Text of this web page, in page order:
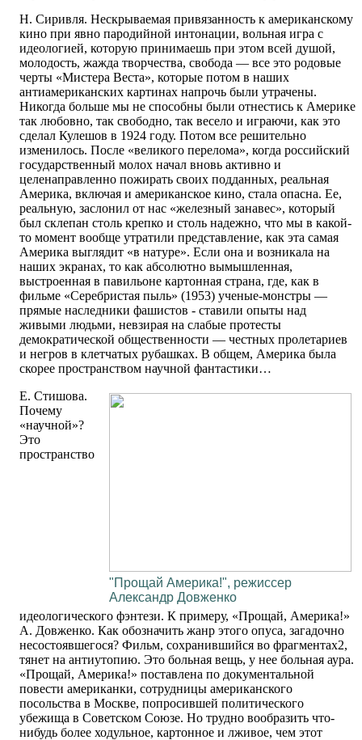
Н. Сиривля. Нескрываемая привязанность к американскому
кино при явно пародийной интонации, вольная игра с
идеологией, которую принимаешь при этом всей душой,
молодость, жажда творчества, свобода — все это родовые
черты «Мистера Веста», которые потом в наших
антиамериканских картинах напрочь были утрачены.
Никогда больше мы не способны были отнестись к Америке
так любовно, так свободно, так весело и играючи, как это
сделал Кулешов в 1924 году. Потом все решительно
изменилось. После «великого перелома», когда российский
государственный молох начал вновь активно и
целенаправленно пожирать своих подданных, реальная
Америка, включая и американское кино, стала опасна. Ее,
реальную, заслонил от нас «железный занавес», который
был склепан столь крепко и столь надежно, что мы в какой-
то момент вообще утратили представление, как эта самая
Америка выглядит «в натуре». Если она и возникала на
наших экранах, то как абсолютно вымышленная,
выстроенная в павильоне картонная страна, где, как в
фильме «Серебристая пыль» (1953) ученые-монстры —
прямые наследники фашистов - ставили опыты над
живыми людьми, невзирая на слабые протесты
демократической общественности — честных пролетариев
и негров в клетчатых рубашках. В общем, Америка была
скорее пространством научной фантастики…
"Прощай Америка!", режиссер
Александр Довженко
Е. Стишова.
Почему
«научной»?
Это
пространство
идеологического фэнтези. К примеру, «Прощай, Америка!»
А. Довженко. Как обозначить жанр этого опуса, загадочно
несостоявшегося? Фильм, сохранившийся во фрагментах2,
тянет на антиутопию. Это больная вещь, у нее больная аура.
«Прощай, Америка!» поставлена по документальной
повести американки, сотрудницы американского
посольства в Москве, попросившей политического
убежища в Советском Союзе. Но трудно вообразить что-
нибудь более ходульное, картонное и лживое, чем этот